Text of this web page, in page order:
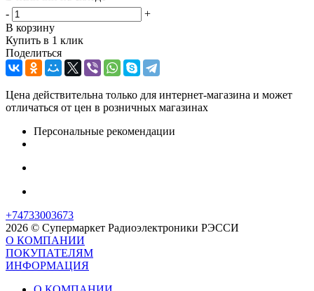
-
+
В корзину
Купить в 1 клик
Поделиться
Цена действительна только для интернет-магазина и может
отличаться от цен в розничных магазинах
Персональные рекомендации
+74733003673
2026 © Супермаркет Радиоэлектроники РЭССИ
О КОМПАНИИ
ПОКУПАТЕЛЯМ
ИНФОРМАЦИЯ